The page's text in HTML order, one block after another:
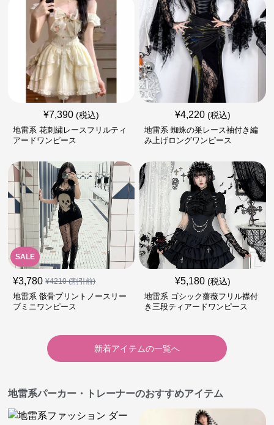
¥7,390 (税込)
地雷系 花刺繍レースフリルティ
アードワンピース
¥4,220 (税込)
地雷系 蜘蛛の巣レース袖付き編
み上げロングワンピース
SALE
¥3,780 ¥4210(割引前)
地雷系 骸骨プリントノースリー
ブミニワンピース
¥5,180 (税込)
地雷系 ゴシック薔薇フリル襟付
き三段ティアードワンピース
新着アイテムの一覧へ
地雷系パーカー・トレーナーのおすすめアイテム